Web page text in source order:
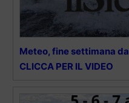
Meteo, fine settimana
CLICCA PER IL VIDEO